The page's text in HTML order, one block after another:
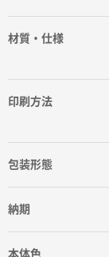
材質・仕様
印刷方法
包装形態
納期
本体色